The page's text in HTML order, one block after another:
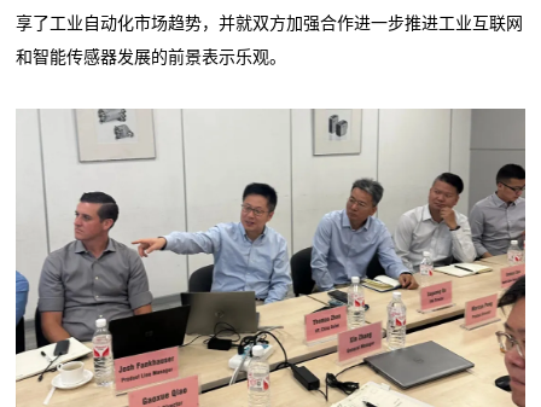
享了工业自动化市场趋势，并就双方加强合作进一步推进工业互联网
和智能传感器发展的前景表示乐观。